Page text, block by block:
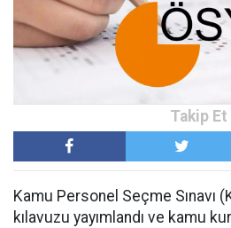
Kamu Personel Seçme Sınavı
kılavuzu yayımlandı ve kamu